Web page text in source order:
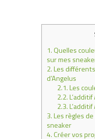
1.Quelles
sur mes
2.Les
d’Angelus
2.1.Les
2.2.
2.3.
3.Les règles
sneaker
4.Créer vos